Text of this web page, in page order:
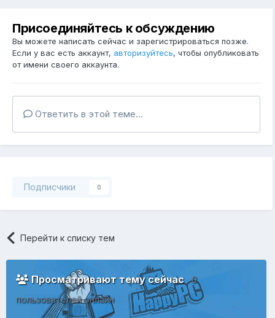
Присоединяйтесь к обсуждению
Вы можете написать сейчас и зарегистрироваться позже.
Если у вас есть аккаунт, авторизуйтесь, чтобы опубликовать
от имени своего аккаунта.
Ответить в этой теме...
Подписчики 0
Перейти к списку тем
Просматривают тему сейчас0
пользователей онлайн